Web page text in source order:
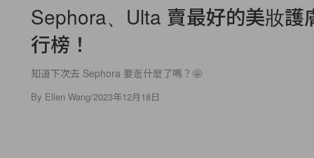
Sephora、Ulta 賣最好的美妝護
行榜！
知道下次去 Sephora 要逛什麼了嗎？🤩
By Ellen Wang/2023年12月18日